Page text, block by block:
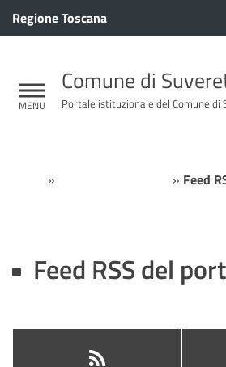
Regione Toscana
Comune di
Portale istituzionale del Comune di
» » Feed
Feed RSS del